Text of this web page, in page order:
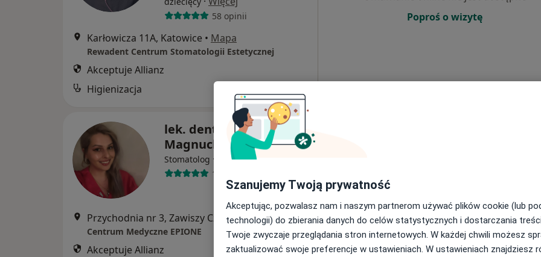
58 opinii
Karłowicza 11A, Katowice • Mapa
Rewadent Centrum Stomatologii Estetycznej
Akceptuje Allianz
Higienizacja
Poproś o wizytę
lek. dent. Natalia
Magnucka
Stomatolog · Więcej
127 opinii
Przychodnia nr 3, Zawiszy Czarnego 7a, Katowice, Katowice •Mapa
Centrum Medyczne EPIONE
Akceptuje Allianz
Umawianie online nie jest dostępne
Poproś o wizytę
Szanujemy Twoją prywatność
Akceptując, pozwalasz nam i naszym partnerom używać plików cookie (lub
technologii) do zbierania danych do celów statystycznych i dostarczania
Twoje zwyczaje przeglądania stron internetowych. W każdej chwili możesz
zaktualizować swoje preferencje w ustawieniach. W ustawieniach znajdziesz